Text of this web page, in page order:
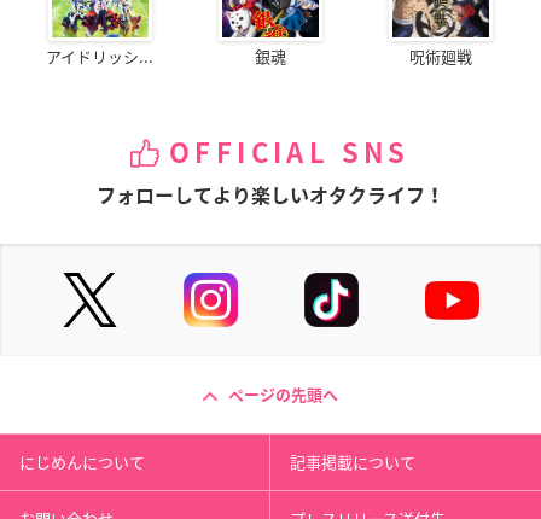
アイドリッシ... 銀魂 呪術廻戦
OFFICIAL SNS
フォローしてより楽しいオタクライフ！
ページの先頭へ
にじめんについて 記事掲載について